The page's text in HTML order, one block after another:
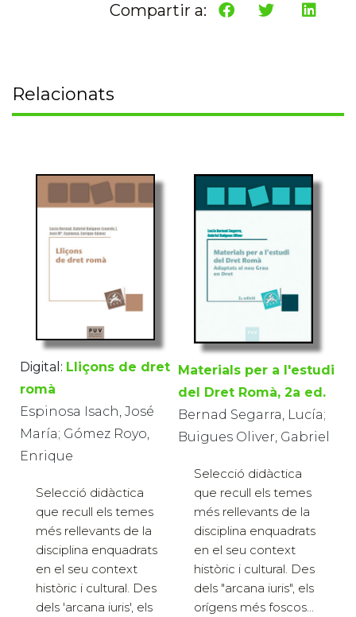
Compartir a:
Relacionats
Digital: Lliçons de dret
romà
Espinosa Isach, José
María; Gómez Royo,
Enrique
Selecció didàctica
que recull els temes
més rellevants de la
disciplina enquadrats
en el seu context
històric i cultural. Des
dels 'arcana iuris', els
Materials per a l'estudi
del Dret Romà, 2a ed.
Bernad Segarra, Lucía;
Buigues Oliver, Gabriel
Selecció didàctica
que recull els temes
més rellevants de la
disciplina enquadrats
en el seu context
històric i cultural. Des
dels "arcana iuris", els
orígens més foscos...